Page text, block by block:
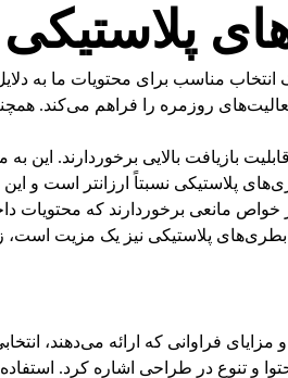
مناسب برای محتویات ما به
روزمره را فراهم می‌کند.
بازیافت بالایی برخوردارند.
پلاستیکی نسبتاً ارزانتر است
خواص مانعی برخوردارند که محتویات
بطری‌های پلاستیکی نیز یک مزیت
مزایای فراوانی که ارائه می‌دهند،
و تنوع در طراحی اشاره کرد.